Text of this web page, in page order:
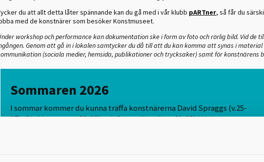
du att allt detta låter spännande kan du gå med i vår klubb pARTner, så får du
med de konstnärer som besöker Konstmuseet.
workshop och performance kan dokumentation ske i form av foto och rörlig bild. Vid de
Genom att gå in i lokalen samtycker du då till att du kan komma att synas i material
(sociala medier, hemsida, publikationer och trycksaker) samt för konstnärens
Sommaren 2026
I sommar kommer du kunna träffa konstnärerna David Spraggs (v.25-
27), Ola Husamou v. 28-30) och Samot Nosslin v. 31-33) i Hela havet